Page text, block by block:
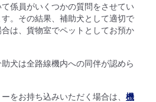
係員がいくつかの質問をさせてい
。その結果、補助犬として適切で
は、貨物室でペットとしてお預か
犬は全路線機内への同伴が認めら
をお持ち込みいただく場合は、 機